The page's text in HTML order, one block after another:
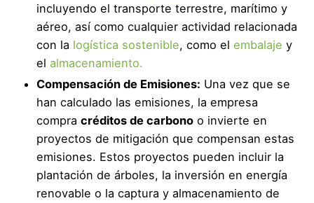
incluyendo el transporte terrestre, marítimo y
aéreo, así como cualquier actividad relacionada
con la logística sostenible, como el embalaje y
el almacenamiento.
Compensación de Emisiones: Una vez que se
han calculado las emisiones, la empresa
compra créditos de carbono o invierte en
proyectos de mitigación que compensan estas
emisiones. Estos proyectos pueden incluir la
plantación de árboles, la inversión en energía
renovable o la captura y almacenamiento de